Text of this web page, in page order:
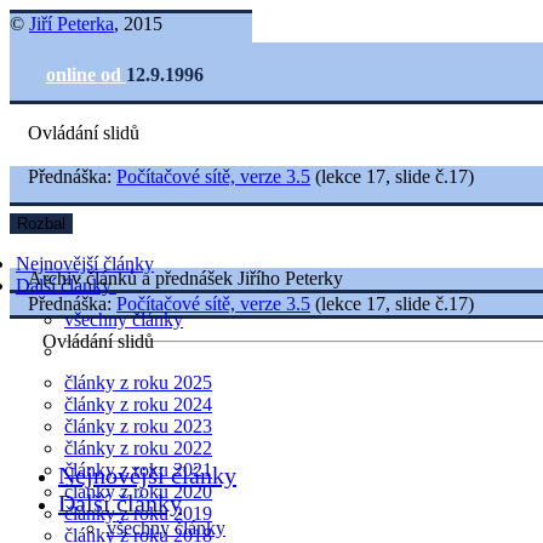
© Jiří Peterka, 2015
online od 12.9.1996
Ovládání slidů
Nejnovější články
Další články
všechny články
články z roku 2025
články z roku 2024
články z roku 2023
články z roku 2022
články z roku 2021
články z roku 2020
články z roku 2019
články z roku 2018
Přednáška: Počítačové sítě, verze 3.5 (lekce 17, slide č.17)
Rozbal
Archiv článků a přednášek Jiřího Peterky
Přednáška: Počítačové sítě, verze 3.5 (lekce 17, slide č.17)
Ovládání slidů
Nejnovější články
Další články
všechny články